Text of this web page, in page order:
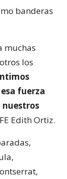
banderas
muchas
los
fuerza
nuestros
Edith Ortiz.